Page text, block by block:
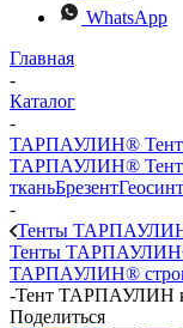
WhatsApp
Главная
-
Каталог
-
ТАРПАУЛИН®
ТАРПАУЛИН®
тканьБрезент
-
Тенты
Тенты
ТАРПАУЛИН®
-Тент ТАРПАУЛИН
Поделиться